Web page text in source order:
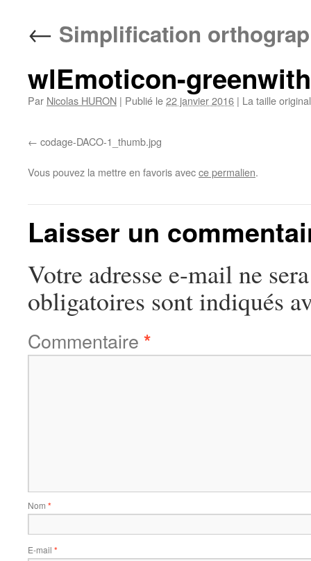
← Simplification
wlEmoticon-
Par Nicolas HURON | Publié le22 janvier 2016 | La taille
codage-DACO-1_thumb.jpg
Vous pouvez la mettre en favoris avecce permalien.
Laisser un
Votre adresse e-mail ne
obligatoires sont indiqués
Commentaire *
Nom *
E-mail *